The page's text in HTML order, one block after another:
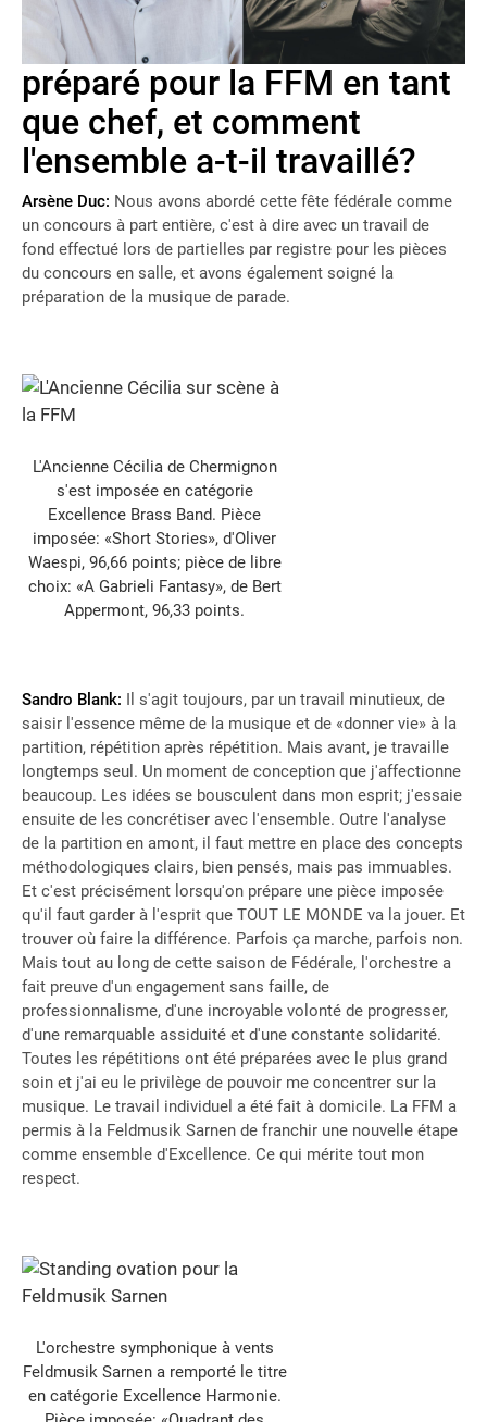
Comment vous êtes-vous
préparé pour la FFM en tant
que chef, et comment
l'ensemble a-t-il travaillé?
Arsène Duc: Nous avons abordé cette fête fédérale comme
un concours à part entière, c'est à dire avec un travail de
fond effectué lors de partielles par registre pour les pièces
du concours en salle, et avons également soigné la
préparation de la musique de parade.
L'Ancienne Cécilia de Chermignon
s'est imposée en catégorie
Excellence Brass Band. Pièce
imposée: «Short Stories», d'Oliver
Waespi, 96,66 points; pièce de libre
choix: «A Gabrieli Fantasy», de Bert
Appermont, 96,33 points.
Sandro Blank: Il s'agit toujours, par un travail minutieux, de
saisir l'essence même de la musique et de «donner vie» à la
partition, répétition après répétition. Mais avant, je travaille
longtemps seul. Un moment de conception que j'affectionne
beaucoup. Les idées se bousculent dans mon esprit; j'essaie
ensuite de les concrétiser avec l'ensemble. Outre l'analyse
de la partition en amont, il faut mettre en place des concepts
méthodologiques clairs, bien pensés, mais pas immuables.
Et c'est précisément lorsqu'on prépare une pièce imposée
qu'il faut garder à l'esprit que TOUT LE MONDE va la jouer. Et
trouver où faire la différence. Parfois ça marche, parfois non.
Mais tout au long de cette saison de Fédérale, l'orchestre a
fait preuve d'un engagement sans faille, de
professionnalisme, d'une incroyable volonté de progresser,
d'une remarquable assiduité et d'une constante solidarité.
Toutes les répétitions ont été préparées avec le plus grand
soin et j'ai eu le privilège de pouvoir me concentrer sur la
musique. Le travail individuel a été fait à domicile. La FFM a
permis à la Feldmusik Sarnen de franchir une nouvelle étape
comme ensemble d'Excellence. Ce qui mérite tout mon
respect.
L'orchestre symphonique à vents
Feldmusik Sarnen a remporté le titre
en catégorie Excellence Harmonie.